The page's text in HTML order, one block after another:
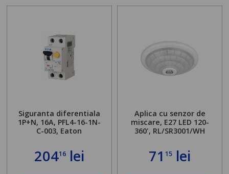
Siguranta diferentiala
1P+N, 16A, PFL4-16-1N-
C-003, Eaton
20416lei
Aplica cu senzor de
miscare, E27 LED 120-
360', RL/SR3001/WH
7115 lei